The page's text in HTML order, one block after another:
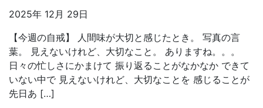
2025年 12月 29日
【今週の自戒】 人間味が大切と感じたとき。 写真の言
葉。 見えないけれど、大切なこと。 ありますね。。。
日々の忙しさにかまけて 振り返ることがなかなか できて
いない中で 見えないけれど、大切なことを 感じることが
先日あ […]